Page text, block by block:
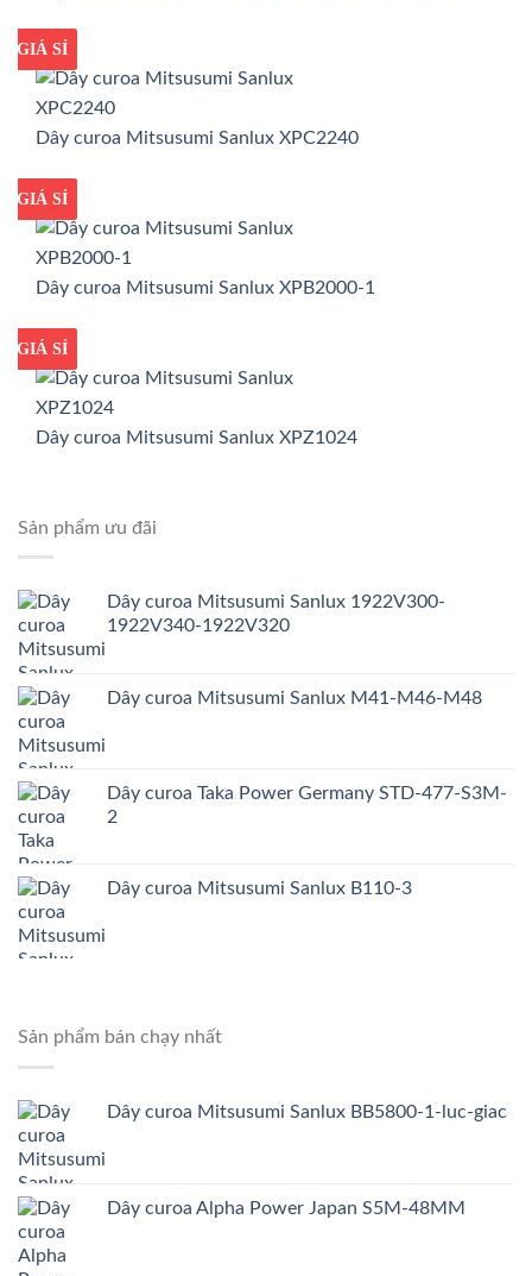
GIÁ TỐT
GIÁ SỈ
Dây curoa Mitsusumi Sanlux XPC2240
GIÁ TỐT
GIÁ SỈ
Dây curoa Mitsusumi Sanlux XPB2000-1
GIÁ TỐT
GIÁ SỈ
Dây curoa Mitsusumi Sanlux XPZ1024
Sản phẩm ưu đãi
Dây curoa Mitsusumi Sanlux 1922V300-
1922V340-1922V320
Dây curoa Mitsusumi Sanlux M41-M46-M48
Dây curoa Taka Power Germany STD-477-S3M-
2
Dây curoa Mitsusumi Sanlux B110-3
Sản phẩm bán chạy nhất
Dây curoa Mitsusumi Sanlux BB5800-1-luc-giac
Dây curoa Alpha Power Japan S5M-48MM